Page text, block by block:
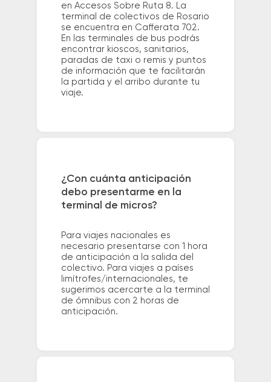
en Accesos Sobre Ruta 8. La
terminal de colectivos de Rosario
se encuentra en Cafferata 702.
En las terminales de bus podrás
encontrar kioscos, sanitarios,
paradas de taxi o remis y puntos
de información que te facilitarán
la partida y el arribo durante tu
viaje.
¿Con cuánta anticipación
debo presentarme en la
terminal de micros?
Para viajes nacionales es
necesario presentarse con 1 hora
de anticipación a la salida del
colectivo. Para viajes a países
limítrofes/internacionales, te
sugerimos acercarte a la terminal
de ómnibus con 2 horas de
anticipación.